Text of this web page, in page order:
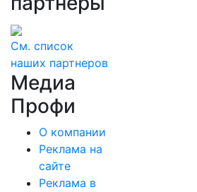
См. список
наших партнеров
Медиа
Профи
О компании
Реклама на
сайте
Реклама в